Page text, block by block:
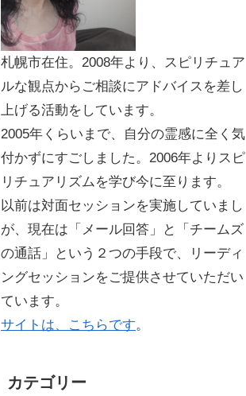
札幌市在住。2008年より、スピリチュア
ルな観点からご相談にアドバイスを差し
上げる活動をしています。
2005年くらいまで、自分の霊感に全く気
付かずにすごしました。2006年よりスピ
リチュアリズムを学び今に至ります。
以前は対面セッションを実施していまし
が、現在は「メール回答」と「チームズ
の通話」という２つの手段で、リーディ
ングセッションをご提供させていただい
ています。
サイトは、こちらです。
カテゴリー